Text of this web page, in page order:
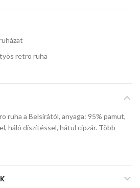
retro ruha
ruha a Belsirától, anyaga: 95% pamut,
háló díszítéssel, hátul cipzár. Több